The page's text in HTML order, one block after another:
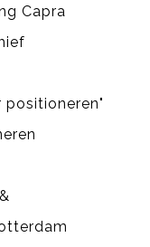
Capra
positioneren"